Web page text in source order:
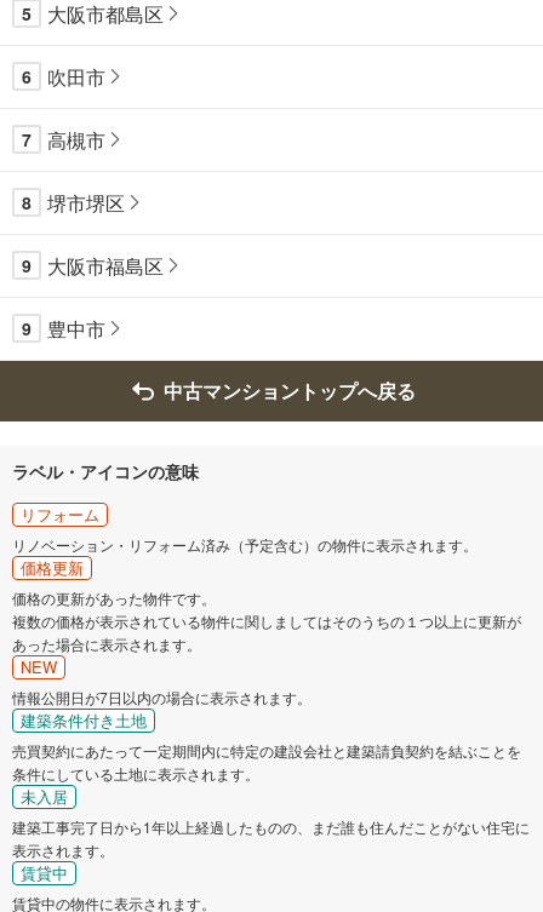
5 大阪市都島区
6 吹田市
7 高槻市
8 堺市堺区
9 大阪市福島区
9 豊中市
中古マンショントップへ戻る
ラベル・アイコンの意味
リフォーム
リノベーション・リフォーム済み（予定含む）の物件に表示されます。
価格更新
価格の更新があった物件です。
複数の価格が表示されている物件に関しましてはそのうちの１つ以上に更新が
あった場合に表示されます。
NEW
情報公開日が7日以内の場合に表示されます。
建築条件付き土地
売買契約にあたって一定期間内に特定の建設会社と建築請負契約を結ぶことを
条件にしている土地に表示されます。
未入居
建築工事完了日から1年以上経過したものの、まだ誰も住んだことがない住宅に
表示されます。
賃貸中
賃貸中の物件に表示されます。